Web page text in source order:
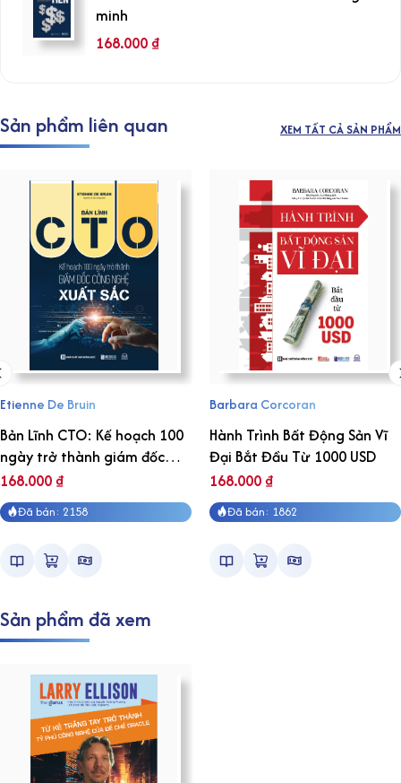
minh
168.000₫
Sản phẩm liên quan XEM TẤT CẢ SẢN PHẨM
Etienne De Bruin
Bản Lĩnh CTO: Kế hoạch 100
ngày trở thành giám đốc
công nghệ xuất sắc
168.000₫
Đã bán: 2158
Barbara Corcoran
Hành Trình Bất Động Sản Vĩ
Đại Bắt Đầu Từ 1000 USD
168.000₫
Đã bán: 1862
Sản phẩm đã xem